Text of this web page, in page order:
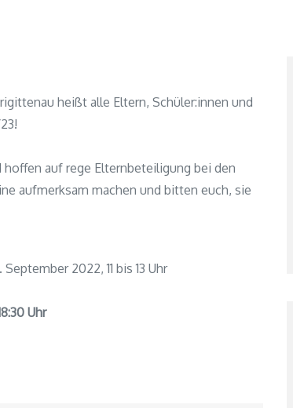
heißt alle Eltern, Schüler:innen und
auf rege Elternbeteiligung bei den
aufmerksam machen und bitten euch, sie
September 2022, 11 bis 13 Uhr
Uhr